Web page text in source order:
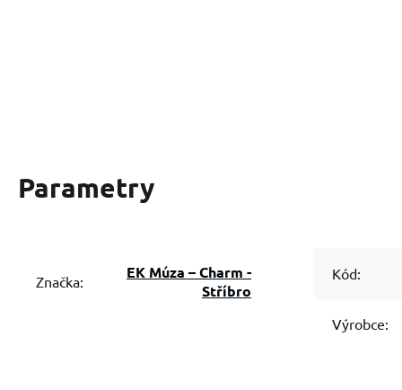
Parametry
Značka:
EK Múza – Charm -
Stříbro
Kód:
Výrobce: